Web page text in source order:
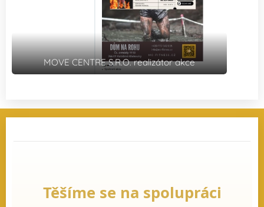
MOVE CENTRE S.R.O. realizátor akce
Těšíme se na spolupráci